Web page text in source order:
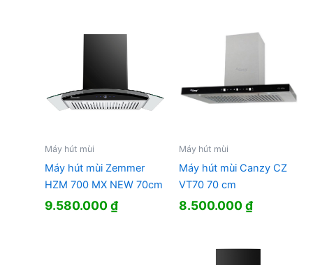
Máy hút mùi
Máy hút mùi Zemmer
HZM 700 MX NEW 70cm
9.580.000₫
Máy hút mùi
Máy hút mùi Canzy CZ
VT70 70 cm
8.500.000₫